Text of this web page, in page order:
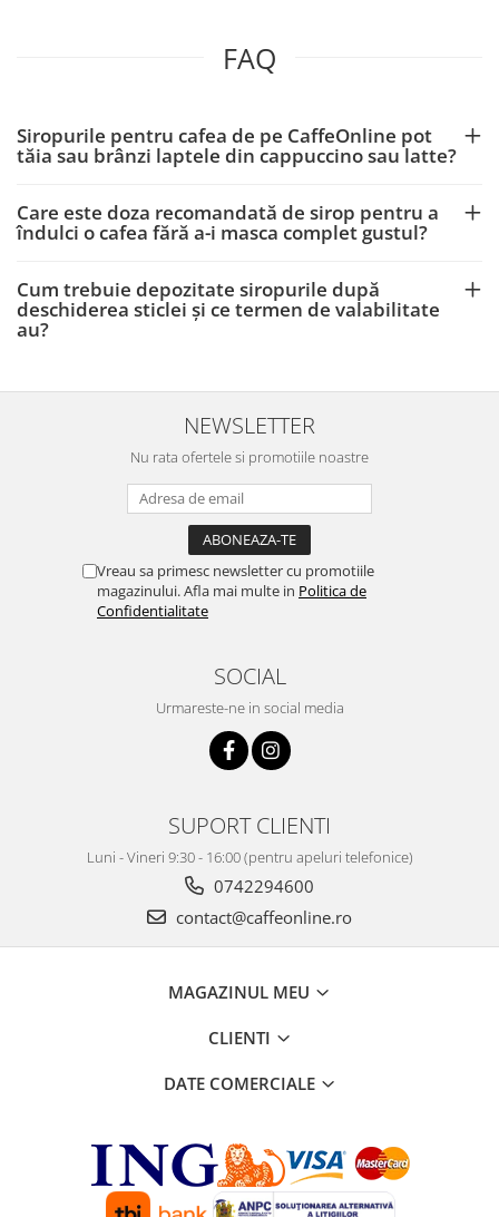
FAQ
Siropurile pentru cafea de pe CaffeOnline pot
tăia sau brânzi laptele din cappuccino sau latte?
Care este doza recomandată de sirop pentru a
îndulci o cafea fără a-i masca complet gustul?
Cum trebuie depozitate siropurile după
deschiderea sticlei și ce termen de valabilitate
au?
NEWSLETTER
Nu rata ofertele si promotiile noastre
Vreau sa primesc newsletter cu promotiile
magazinului. Afla mai multe in Politica de
Confidentialitate
SOCIAL
Urmareste-ne in social media
SUPORT CLIENTI
Luni - Vineri 9:30 - 16:00 (pentru apeluri telefonice)
0742294600
contact@caffeonline.ro
MAGAZINUL MEU
CLIENTI
DATE COMERCIALE